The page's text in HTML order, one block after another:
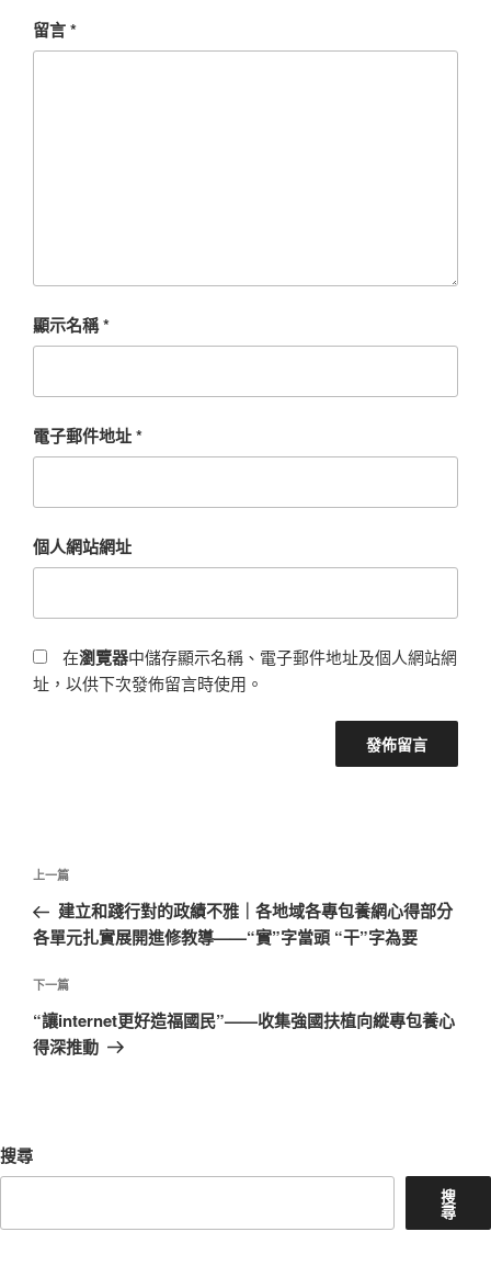
留言*
顯示名稱*
電子郵件地址*
個人網站網址
在瀏覽器中儲存顯示名稱、電子郵件地址及個人網站網
址，以供下次發佈留言時使用。
文
導
覽
上
一
篇
章
上一篇
建立和踐行對的政績不雅｜各地域各專包養網心得部分
各單元扎實展開進修教導——“實”字當頭 “干”字為要
下
一
篇
下一篇
“讓internet更好造福國民”——收集強國扶植向縱專包養心
得深推動
搜尋
搜
尋